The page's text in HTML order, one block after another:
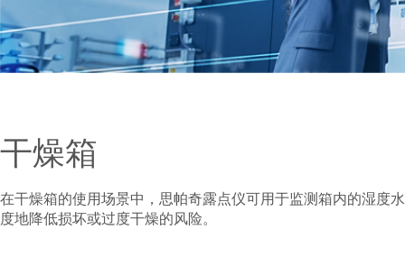
干燥箱
在干燥箱的使用场景中，思帕奇露点仪可用于监测箱内的湿度
度地降低损坏或过度干燥的风险。